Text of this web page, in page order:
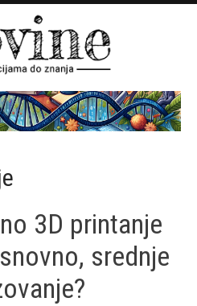
3D printanje
srednje